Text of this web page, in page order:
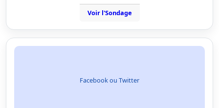
Voir l'Sondage
Facebook ou Twitter